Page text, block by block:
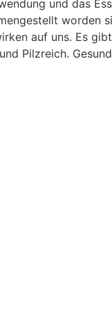
und das
worden
auf uns. Es
Pilzreich.